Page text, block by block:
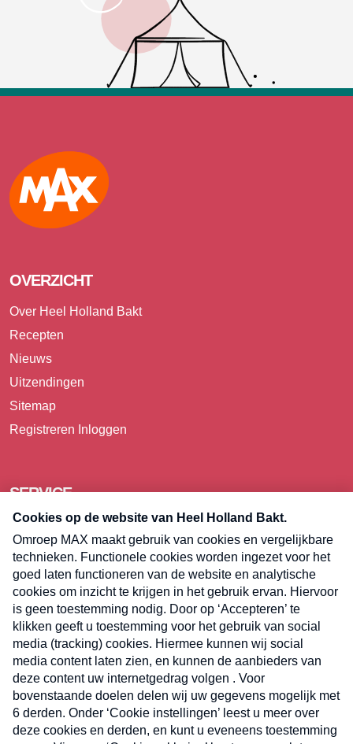
E-meel? Schrijf je in voor de
Max
OVERZICHT
Over Heel Holland Bakt
Recepten
Nieuws
Uitzendingen
Sitemap
Registreren Inloggen
SERVICE
Over Omroep MAX
Pers
Contact
Algemene voorwaarden
Privacyverklaring
Cookieverklaring
Kwetsbaarheid melden
Registreren
Inloggen